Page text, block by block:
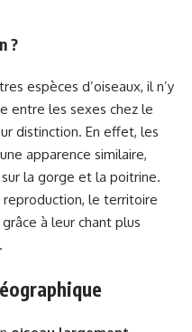
?
espèces d’oiseaux, il n’y
entre les sexes chez le
distinction. En effet, les
apparence similaire,
la gorge et la poitrine.
le territoire
à leur chant plus